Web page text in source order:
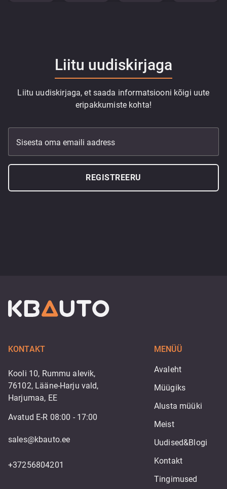
Liitu uudiskirjaga
Liitu uudiskirjaga, et saada informatsiooni kõigi uute
eripakkumiste kohta!
Sisesta oma emaili aadress
REGISTREERU
KONTAKT
Kooli 10, Rummu alevik,
76102, Lääne-Harju vald,
Harjumaa, EE
Avatud E-R 08:00 - 17:00
sales@kbauto.ee
+37256804201
MENÜÜ
Avaleht
Müügiks
Alusta müüki
Meist
Uudised&Blogi
Kontakt
Tingimused